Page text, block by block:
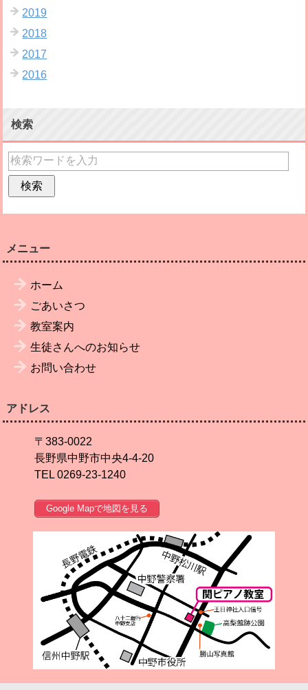
2019
2018
2017
2016
検索
メニュー
ホーム
ごあいさつ
教室案内
生徒さんへのお知らせ
お問い合わせ
アドレス
〒383-0022
長野県中野市中央4-4-20
TEL 0269-23-1240
Google Mapで地図を見る